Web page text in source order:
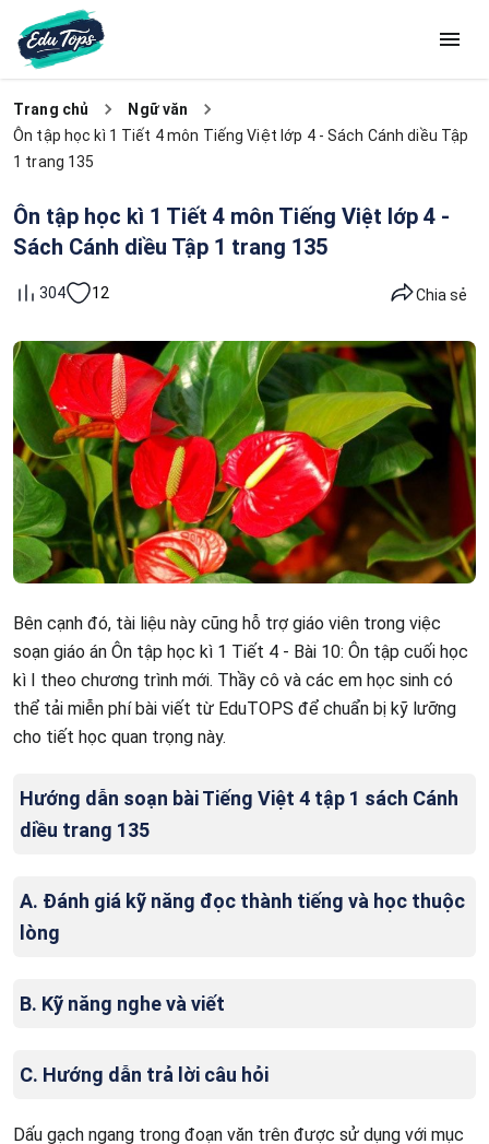
Trang chủ
Ngữ văn
Ôn tập học kì 1 Tiết 4 môn Tiếng Việt lớp 4 - Sách Cánh diều Tập
1 trang 135
Ôn tập học kì 1 Tiết 4 môn Tiếng Việt lớp 4 -
Sách Cánh diều Tập 1 trang 135
304 12 Chia sẻ
Bên cạnh đó, tài liệu này cũng hỗ trợ giáo viên trong việc
soạn giáo án Ôn tập học kì 1 Tiết 4 - Bài 10: Ôn tập cuối học
kì I theo chương trình mới. Thầy cô và các em học sinh có
thể tải miễn phí bài viết từ EduTOPS để chuẩn bị kỹ lưỡng
cho tiết học quan trọng này.
Hướng dẫn soạn bài Tiếng Việt 4 tập 1 sách Cánh
diều trang 135
A. Đánh giá kỹ năng đọc thành tiếng và học thuộc
lòng
B. Kỹ năng nghe và viết
C. Hướng dẫn trả lời câu hỏi
Dấu gạch ngang trong đoạn văn trên được sử dụng với mục